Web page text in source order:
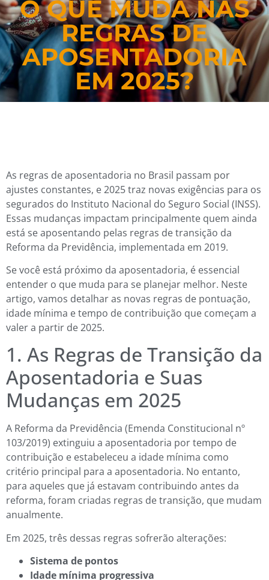
O QUE MUDA NAS
REGRAS DE
APOSENTADORIA
EM 2025?
As regras de aposentadoria no Brasil passam por
ajustes constantes, e 2025 traz novas exigências para os
segurados do Instituto Nacional do Seguro Social (INSS).
Essas mudanças impactam principalmente quem ainda
está se aposentando pelas regras de transição da
Reforma da Previdência, implementada em 2019.
Se você está próximo da aposentadoria, é essencial
entender o que muda para se planejar melhor. Neste
artigo, vamos detalhar as novas regras de pontuação,
idade mínima e tempo de contribuição que começam a
valer a partir de 2025.
1. As Regras de Transição da
Aposentadoria e Suas
Mudanças em 2025
A Reforma da Previdência (Emenda Constitucional nº
103/2019) extinguiu a aposentadoria por tempo de
contribuição e estabeleceu a idade mínima como
critério principal para a aposentadoria. No entanto,
para aqueles que já estavam contribuindo antes da
reforma, foram criadas regras de transição, que mudam
anualmente.
Em 2025, três dessas regras sofrerão alterações:
Sistema de pontos
Idade mínima progressiva